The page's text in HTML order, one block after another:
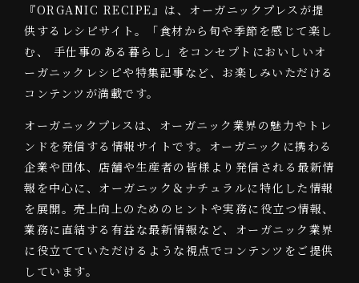
『ORGANIC RECIPE』は、オーガニックプレスが提
供するレシピサイト。「食材から旬や季節を感じて楽し
む、 手仕事のある暮らし」をコンセプトにおいしいオ
ーガニックレシピや特集記事など、お楽しみいただける
コンテンツが満載です。
オーガニックプレスは、オーガニック業界の魅力やトレ
ンドを発信する情報サイトです。オーガニックに携わる
企業や団体、店舗や生産者の皆様より発信される最新情
報を中心に、オーガニック＆ナチュラルに特化した情報
を展開。売上向上のためのヒントや実務に役立つ情報、
業務に直結する有益な最新情報など、オーガニック業界
に役立てていただけるような視点でコンテンツをご提供
しています。